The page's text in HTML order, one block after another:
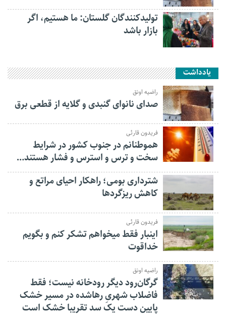
تولیدکنندگان گلستان: ما هستیم، اگر
بازار باشد
یادداشت
راضیه اونق
صدای نانوای گنبدی و گلایه از قطعی برق
فریدون قارئی
هموطنانم در جنوب کشور در شرایط
سخت و ترس و استرس و فشار هستند…
شترداری بومی؛ راهکار احیای مراتع و
کاهش ریزگردها
فریدون قارئی
اینبار فقط میخواهم تشکر کنم و بگویم
خداقوت
راضیه اونق
گرگان‌رود دیگر رودخانه نیست؛ فقط
فاضلاب شهریِ رهاشده در مسیر خشک
پایین دست یک سد تقریبا خشک است